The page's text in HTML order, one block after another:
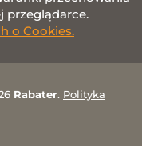
przeglądarce.
o Cookies.
Rabater. Polityka